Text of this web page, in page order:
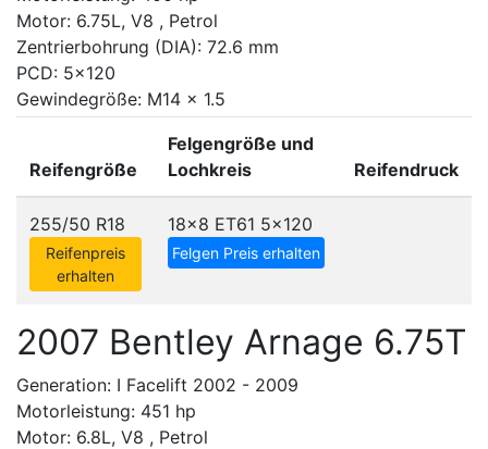
Motor: 6.75L, V8 , Petrol
Zentrierbohrung (DIA): 72.6 mm
PCD: 5x120
Gewindegröße: M14 x 1.5
Reifengröße
Felgengröße und
Lochkreis
Reifendruck
255/50 R18
Reifenpreis
erhalten
18x8 ET61 5x120
Felgen Preis erhalten
2007 Bentley Arnage 6.75T
Generation: I Facelift 2002 - 2009
Motorleistung: 451 hp
Motor: 6.8L, V8 , Petrol